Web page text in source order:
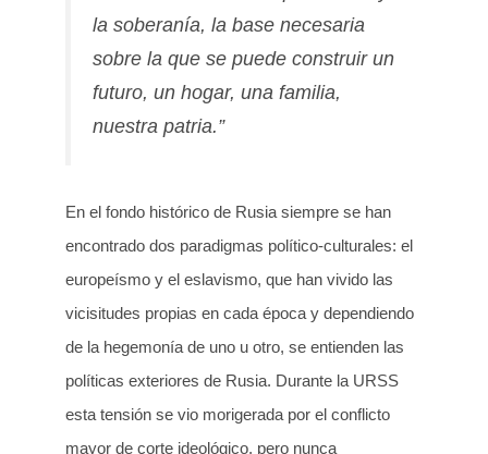
la soberanía, la base necesaria
sobre la que se puede construir un
futuro, un hogar, una familia,
nuestra patria.”
En el fondo histórico de Rusia siempre se han
encontrado dos paradigmas político-culturales: el
europeísmo y el eslavismo, que han vivido las
vicisitudes propias en cada época y dependiendo
de la hegemonía de uno u otro, se entienden las
políticas exteriores de Rusia. Durante la URSS
esta tensión se vio morigerada por el conflicto
mayor de corte ideológico, pero nunca